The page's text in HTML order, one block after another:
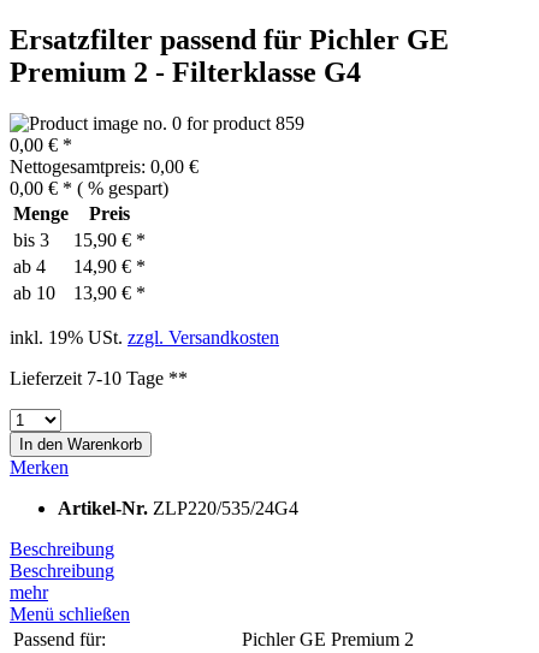
Ersatzfilter passend für Pichler GE
Premium 2 - Filterklasse G4
0,00 € *
Nettogesamtpreis: 0,00 €
0,00 € * ( % gespart)
Menge
Preis
bis 3
15,90 € *
ab 4
14,90 € *
ab 10 13,90 € *
inkl. 19% USt. zzgl. Versandkosten
Lieferzeit 7-10 Tage **
In den Warenkorb
Merken
Artikel-Nr. ZLP220/535/24G4
Beschreibung
Beschreibung
mehr
Menü schließen
Passend für:
Pichler GE Premium 2